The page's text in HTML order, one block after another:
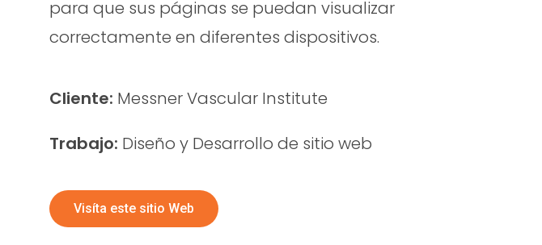
para que sus páginas se puedan visualizar
correctamente en diferentes dispositivos.
Cliente: Messner Vascular Institute
Trabajo: Diseño y Desarrollo de sitio web
Visíta este sitio Web